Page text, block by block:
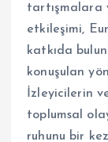
tartışmalara
etkileşimi,
katkıda
konuşulan
İzleyicilerin
toplumsal
ruhunu bir